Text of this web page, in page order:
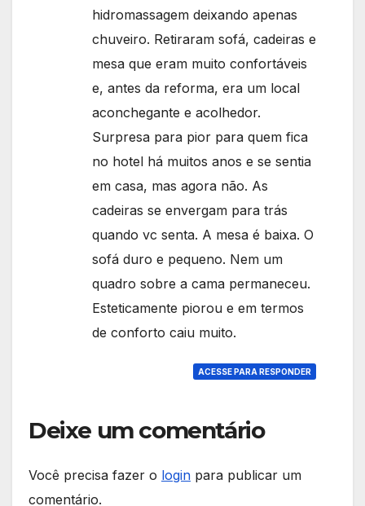
hidromassagem deixando apenas
chuveiro. Retiraram sofá, cadeiras e
mesa que eram muito confortáveis
e, antes da reforma, era um local
aconchegante e acolhedor.
Surpresa para pior para quem fica
no hotel há muitos anos e se sentia
em casa, mas agora não. As
cadeiras se envergam para trás
quando vc senta. A mesa é baixa. O
sofá duro e pequeno. Nem um
quadro sobre a cama permaneceu.
Esteticamente piorou e em termos
de conforto caiu muito.
ACESSE PARA RESPONDER
Deixe um comentário
Você precisa fazer o login para publicar um
comentário.